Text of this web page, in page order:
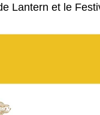
Lantern et le